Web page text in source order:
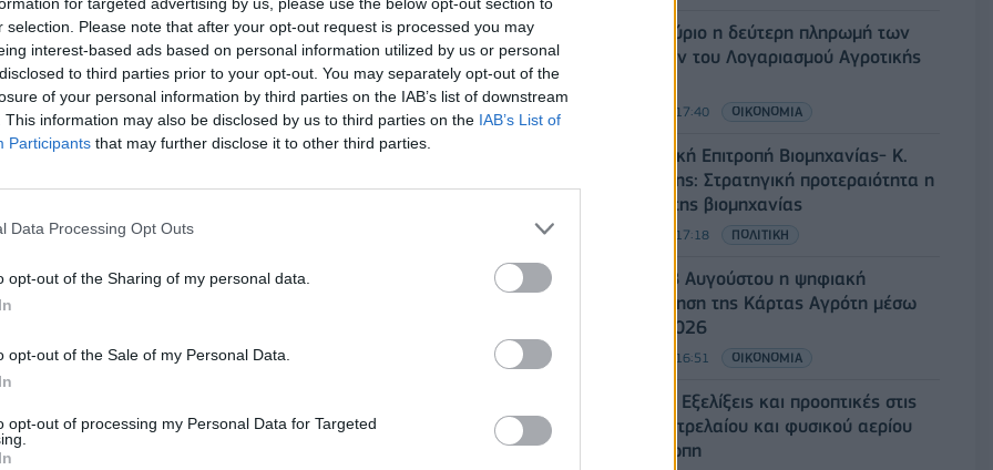
selection. Please note that after your opt-out request is processed you may
interest-based ads based on personal information utilized by us or personal
to third parties prior to your opt-out. You may separately opt-out of the
of your personal information by third parties on the IAB’s list of downstream
This information may also be disclosed by us to third parties on the IAB’s List of
Participants that may further disclose it to other third parties.
Data Processing Opt Outs
opt-out of the Sharing of my personal data.
opt-out of the Sale of my Personal Data.
opt-out of processing my Personal Data for Targeted
Διευθύντρια του CSI Institute, Καλλιόπη
κακοποίηση που μπορεί να συμβεί μέσω
γνωρίζουμε και όταν αποδεχόμαστε αιτήματα
ΟΠΕΚΑ: Αύριο η δεύτερη πληρωμή των
δικαιούχων του Λογαριασμού Αγροτικής
06/08/2026 - 17:40 ΟΙΚΟΝΟΜΙΑ
Κυβερνητική Επιτροπή Βιομηχανίας- Κ.
Μητσοτάκης: Στρατηγική προτεραιότητα η
ενίσχυση της βιομηχανίας
06/08/2026 - 17:18 ΠΟΛΙΤΙΚΗ
Από τις 28 Αυγούστου η ψηφιακή
ενεργοποίηση της Κάρτας Αγρότη μέσω
της ΕΑΕ 2026
06/08/2026 - 16:51 ΟΙΚΟΝΟΜΙΑ
Eurobank: Εξελίξεις και προοπτικές στις
αγορές πετρελαίου και φυσικού αερίου
στην Ευρώπη